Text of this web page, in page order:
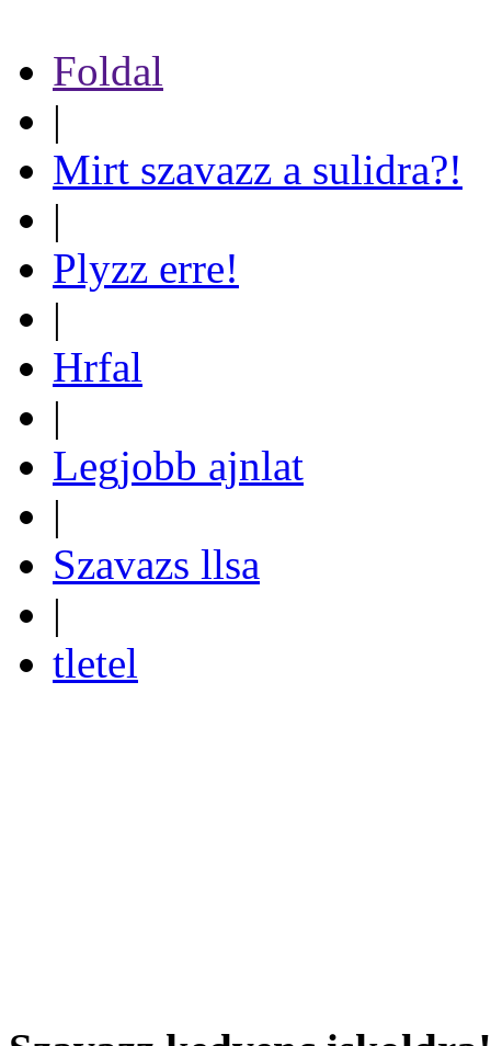
Foldal
|
Mirt szavazz a sulidra?!
|
Plyzz erre!
|
Hrfal
|
Legjobb ajnlat
|
Szavazs llsa
|
tletel